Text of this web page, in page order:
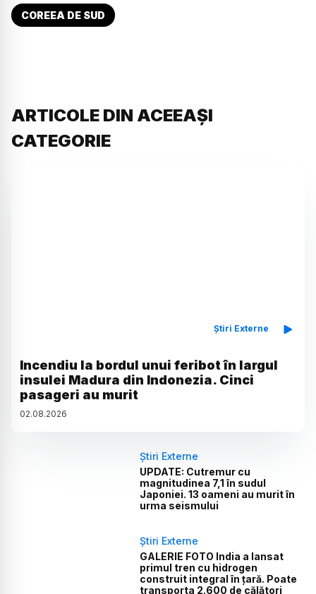
COREEA DE SUD
ARTICOLE DIN ACEEAȘI
CATEGORIE
Știri Externe
Incendiu la bordul unui feribot în largul
insulei Madura din Indonezia. Cinci
pasageri au murit
02.08.2026
Știri Externe
UPDATE: Cutremur cu
magnitudinea 7,1 în sudul
Japoniei. 13 oameni au murit în
urma seismului
Știri Externe
GALERIE FOTO India a lansat
primul tren cu hidrogen
construit integral în țară. Poate
transporta 2.600 de călători